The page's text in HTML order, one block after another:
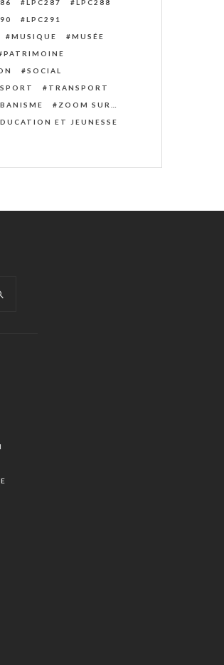
LPC287
LPC288
LPC291
MUSIQUE
MUSÉE
PATRIMOINE
SOCIAL
SPORT
TRANSPORT
ZOOM SUR…
ET JEUNESSE